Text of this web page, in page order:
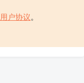
用户协议。